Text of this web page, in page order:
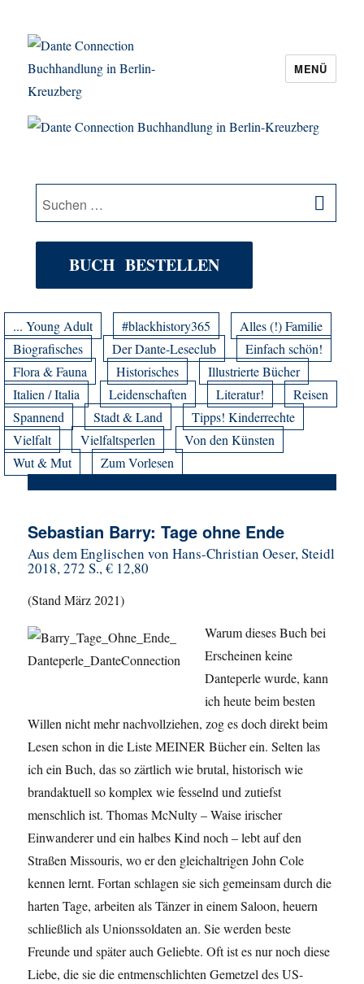
Dante Connection Buchhandlung in
MENÜ
Suche
nach:
BUCH BESTELLEN
... Young Adult #blackhistory365
Alles (!) Familie
Biografisches
Der Dante-Leseclub
Einfach schön!
Flora & Fauna
Historisches
Illustrierte Bücher
Italien / Italia
Leidenschaften Literatur!
Reisen
Spannend
Stadt & Land
Tipps! Kinderrechte
Vielfalt
Vielfaltsperlen
Von den Künsten
Wut & Mut
Zum Vorlesen
Sebastian Barry: Tage ohne Ende
Aus dem Englischen von Hans-Christian Oeser, Steidl
2018, 272 S., € 12,80
(Stand März 2021)
Warum dieses Buch bei
Erscheinen keine
Danteperle wurde, kann
ich heute beim besten
Willen nicht mehr nachvollziehen, zog es doch direkt beim
Lesen schon in die Liste MEINER Bücher ein. Selten las
ich ein Buch, das so zärtlich wie brutal, historisch wie
brandaktuell so komplex wie fesselnd und zutiefst
menschlich ist. Thomas McNulty – Waise irischer
Einwanderer und ein halbes Kind noch – lebt auf den
Straßen Missouris, wo er den gleichaltrigen John Cole
kennen lernt. Fortan schlagen sie sich gemeinsam durch die
harten Tage, arbeiten als Tänzer in einem Saloon, heuern
schließlich als Unionssoldaten an. Sie werden beste
Freunde und später auch Geliebte. Oft ist es nur noch diese
Liebe, die sie die entmenschlichten Gemetzel des US-